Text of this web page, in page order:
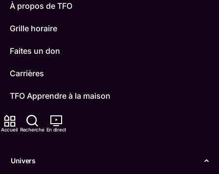
Accueil Recherche En direct
Univers
À propos de TFO
Grille horaire
Faites un don
Carrières
TFO Apprendre à la maison
Comment nous capter
ONFR